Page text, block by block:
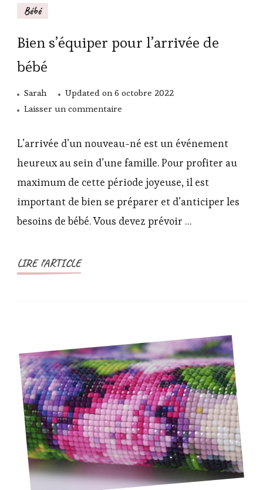
Bébé
Bien s’équiper pour l’arrivée de
bébé
Sarah Updated on6 octobre 2022
Laisser un commentaire
s’équiper
pour
de
bébé
L’arrivée d’un nouveau-né est un événement
heureux au sein d’une famille. Pour profiter au
maximum de cette période joyeuse, il est
important de bien se préparer et d’anticiper les
besoins de bébé. Vous devez prévoir …
LIRE l'ARTICLE